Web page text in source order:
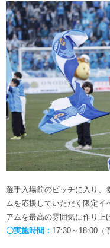
選手入場前のピッチに入り、
ムを応援していただく限定イ
アムを最高の雰囲気に作り上
〇実施時間： 17:30～18:00（